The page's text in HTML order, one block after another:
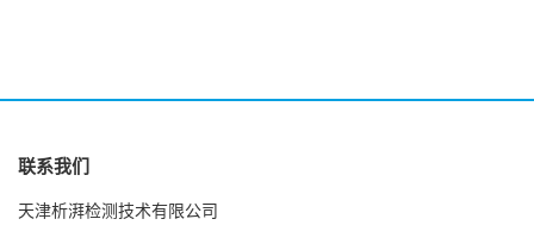
联系我们
天津析湃检测技术有限公司